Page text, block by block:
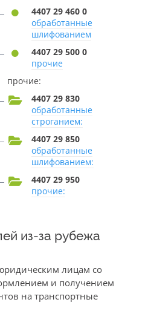
4407 29 460 0
обработанные
шлифованием
4407 29 500 0
прочие
прочие:
4407 29 830
обработанные
строганием:
4407 29 850
обработанные
шлифованием:
4407 29 950
прочие:
из-за рубежа
лицам со
и получением
на транспортные